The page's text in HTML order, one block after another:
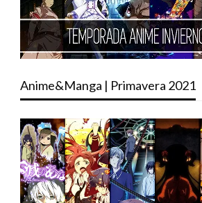
Anime&Manga | Primavera 2021